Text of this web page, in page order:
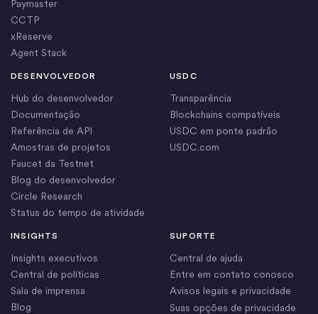
Paymaster
CCTP
xReserve
Agent Stack
DESENVOLVEDOR
Hub do desenvolvedor
Documentação
Referência de API
Amostras de projetos
Faucet da Testnet
Blog do desenvolvedor
Circle Research
Status do tempo de atividade
USDC
Transparência
Blockchains compatíveis
USDC em ponte padrão
USDC.com
INSIGHTS
Insights executivos
Central de políticas
Sala de imprensa
Blog
SUPORTE
Central de ajuda
Entre em contato conosco
Avisos legais e privacidade
Suas opções de privacidade